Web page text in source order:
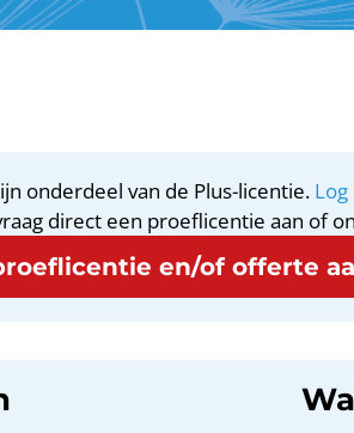
onderdeel van de Plus-licentie.
direct een proeflicentie aan of
en/of offerte